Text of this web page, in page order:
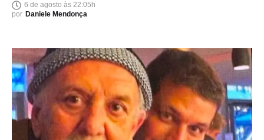
6 de agosto às 22:05h
por Daniele Mendonça